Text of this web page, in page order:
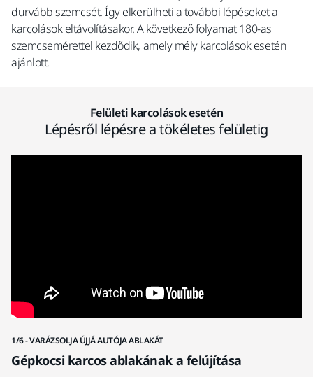
durvább szemcsét. Így elkerülheti a további lépéseket a
karcolások eltávolításakor. A következő folyamat 180-as
szemcsemérettel kezdődik, amely mély karcolások esetén
ajánlott.
Felületi karcolások esetén
Lépésről lépésre a tökéletes felületig
1/6 - VARÁZSOLJA ÚJJÁ AUTÓJA ABLAKÁT
Gépkocsi karcos ablakának a felújítása